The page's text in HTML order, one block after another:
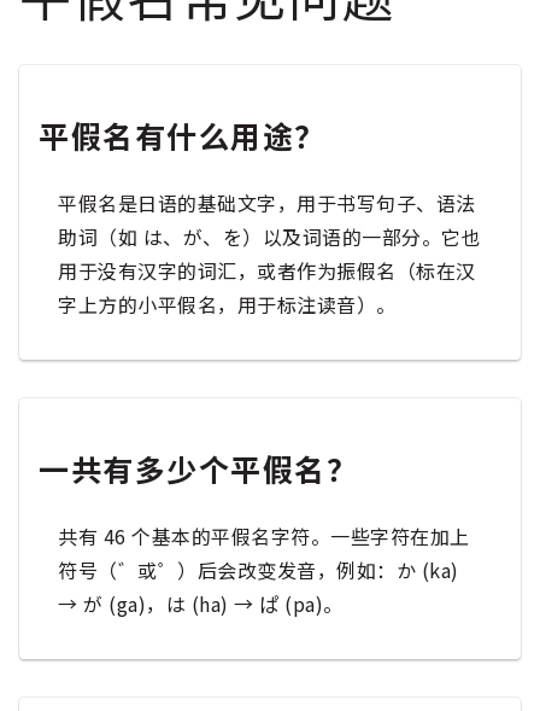
平假名有什么用途？
平假名是日语的基础文字，用于书写句子、语法
助词（如 は、が、を）以及词语的一部分。它也
用于没有汉字的词汇，或者作为振假名（标在汉
字上方的小平假名，用于标注读音）。
一共有多少个平假名？
共有 46 个基本的平假名字符。一些字符在加上
符号（゛或゜）后会改变发音，例如：か (ka)
→ が (ga)，は (ha) → ぱ (pa)。